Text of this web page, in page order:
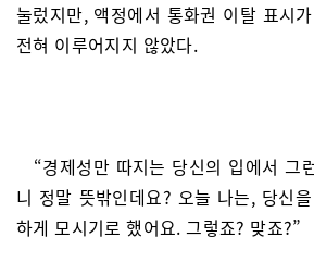
눌렀지만, 액정에서 통화권 이탈 표시
전혀 이루어지지 않았다.
“경제성만 따지는 당신의 입에서 그
니 정말 뜻밖인데요? 오늘 나는, 당신
하게 모시기로 했어요. 그렇죠? 맞죠?”